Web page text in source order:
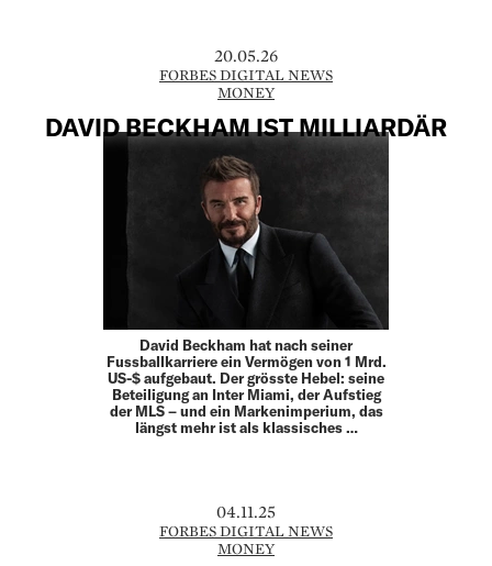
20.05.26
FORBES DIGITAL NEWS
MONEY
DAVID BECKHAM IST MILLIARDÄR
David Beckham hat nach seiner
Fussballkarriere ein Vermögen von 1 Mrd.
US-$ aufgebaut. Der grösste Hebel: seine
Beteiligung an Inter Miami, der Aufstieg
der MLS – und ein Markenimperium, das
längst mehr ist als klassisches …
04.11.25
FORBES DIGITAL NEWS
MONEY